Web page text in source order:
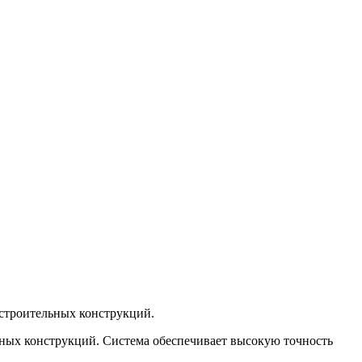
конструкций.
конструкций. Система обеспечивает высокую точность